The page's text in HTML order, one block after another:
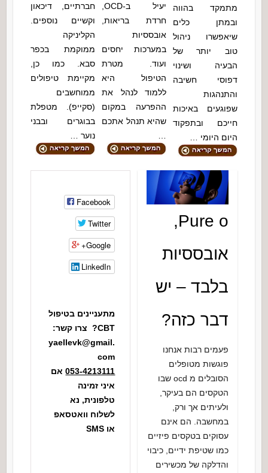
מתמקד בהווה
ובמתן כלים
שיאפשרו ניהול
טוב יותר של
הבעיה ושינוי
דפוסי חשיבה
והתנהגות
שפוגעים באיכות
חייכם ובתפקוד
היום היומי …
יעיל ב-OCD,
חרדת בריאות,
אובססיות
במערכות יחסים
ועוד. מטרת
הטיפול היא
ללמוד לנהל את
ההפרעה במקום
שהיא תנהל אתכם
חברתיים, דיכאון
וקשיים נוספים.
הקליניקה
ממוקמת בכפר
סבא. כמו כן,
מקיימת טיפולים
ממוחשבים
(סקייפ). מטפלת
בבוגרים ובבני
נוער …
Pure o,
אובססיות
בלבד – יש
דבר כזה?
פעמים רבות אנחנו
פוגשות מטופלים
הסובלים מ ocd שבו
הטקסים הם בעיקר,
ולעיתים אך ורק,
במחשבה. הם אינם
עסוקים בטקסים פיזיים
כמו שטיפת ידיים, כיבוי
והדלקה של מכשירים
Facebook
Twitter
Google+
LinkedIn
מתעניינים בטיפול
CBT? צרו קשר:
yaellevk@gmail.
com
053-4213111 אם
איני זמינה
טלפונית, נא
לשלוח וואטסאפ
או SMS